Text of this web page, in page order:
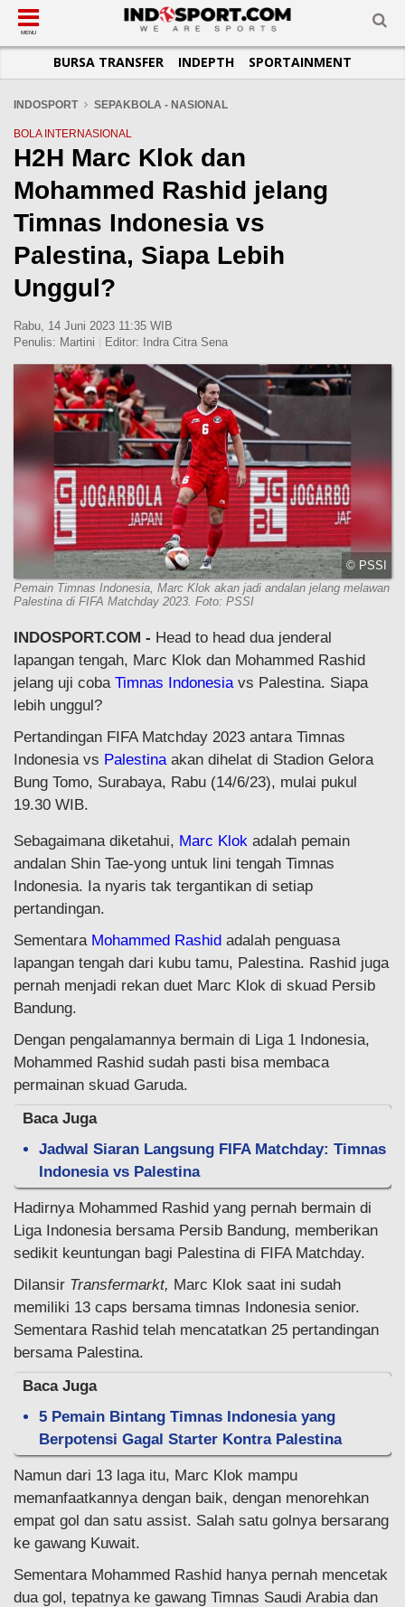
SUB-MENU
SEPAKBOLA
LIGA INGGRIS
LIGA ITALIA
LIGA SPANYOL
LIGA CHAMPIONS
LIGA JERMAN
LIGA PRANCIS
LIGA EUROPA
SUB-MENU
SPORTAINMENT
SUB-MENU
OTOMOTIF
OTOMANIA
SUB-MENU
BASKET
FUTSAL
OLIMPIK
E-SPORT
SUB-MENU
JADWAL
SUB-MENU
TOPIK HARI INI
INFOGRAFIS
GALERI FOTO
TEMPAT OLAHRAGA
PASUKAN SEHAT
KOMUNITAS SEHAT
MENU
BURSA TRANSFER INDEPTH SPORTAINMENT
INDOSPORT SEPAKBOLA - NASIONAL
BOLA INTERNASIONAL
H2H Marc Klok dan
Mohammed Rashid jelang
Timnas Indonesia vs
Palestina, Siapa Lebih
Unggul?
Rabu, 14 Juni 2023 11:35 WIB
Penulis: Martini Editor: Indra Citra Sena
© PSSI
Pemain Timnas Indonesia, Marc Klok akan jadi andalan jelang melawan
Palestina di FIFA Matchday 2023. Foto: PSSI
INDOSPORT.COM - Head to head dua jenderal
lapangan tengah, Marc Klok dan Mohammed Rashid
jelang uji coba Timnas Indonesia vs Palestina. Siapa
lebih unggul?
Pertandingan FIFA Matchday 2023 antara Timnas
Indonesia vs Palestinaakan dihelat di Stadion Gelora
Bung Tomo, Surabaya, Rabu (14/6/23), mulai pukul
19.30 WIB.
Sebagaimana diketahui, Marc Klok adalah pemain
andalan Shin Tae-yong untuk lini tengah Timnas
Indonesia. Ia nyaris tak tergantikan di setiap
pertandingan.
Sementara Mohammed Rashid adalah penguasa
lapangan tengah dari kubu tamu, Palestina. Rashid juga
pernah menjadi rekan duet Marc Klok di skuad Persib
Bandung.
Dengan pengalamannya bermain di Liga 1 Indonesia,
Mohammed Rashid sudah pasti bisa membaca
permainan skuad Garuda.
Baca Juga
Jadwal Siaran Langsung FIFA Matchday: Timnas
Indonesia vs Palestina
Hadirnya Mohammed Rashid yang pernah bermain di
Liga Indonesia bersama Persib Bandung, memberikan
sedikit keuntungan bagi Palestina di FIFA Matchday.
Dilansir Transfermarkt, Marc Klok saat ini sudah
memiliki 13 caps bersama timnas Indonesia senior.
Sementara Rashid telah mencatatkan 25 pertandingan
bersama Palestina.
Baca Juga
5 Pemain Bintang Timnas Indonesia yang
Berpotensi Gagal Starter Kontra Palestina
Namun dari 13 laga itu, Marc Klok mampu
memanfaatkannya dengan baik, dengan menorehkan
empat gol dan satu assist. Salah satu golnya bersarang
ke gawang Kuwait.
Sementara Mohammed Rashid hanya pernah mencetak
dua gol, tepatnya ke gawang Timnas Saudi Arabia dan